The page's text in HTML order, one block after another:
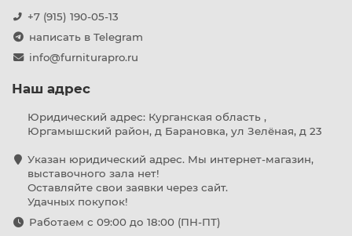
+7 (915) 190-05-13
написать в Telegram
info@furniturapro.ru
Наш адрес
Юридический адрес: Курганская область ,
Юргамышский район, д Барановка, ул Зелёная, д 23
Указан юридический адрес. Мы интернет-магазин,
выставочного зала нет!
Оставляйте свои заявки через сайт.
Удачных покупок!
Работаем с 09:00 до 18:00 (ПН-ПТ)